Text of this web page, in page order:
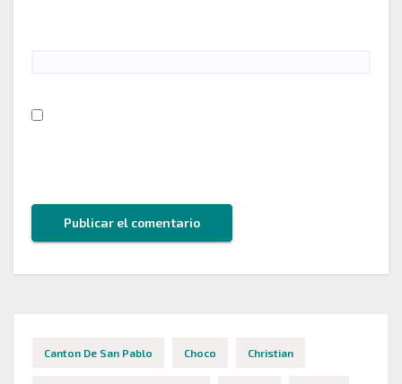
Canton De San Pablo Choco Christian